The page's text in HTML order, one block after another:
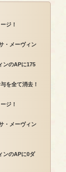
ジ！
・メーヴィン
ンのAPに175
を全て消去！
ジ！
・メーヴィン
ンのAPに0ダ